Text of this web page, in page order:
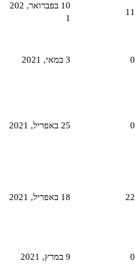
11
10 בפברואר,‏ 202
1
0 3 במאי,‏ 2021
0 25 באפריל,‏ 2021
22 18 באפריל,‏ 2021
0 9 במרץ,‏ 2021